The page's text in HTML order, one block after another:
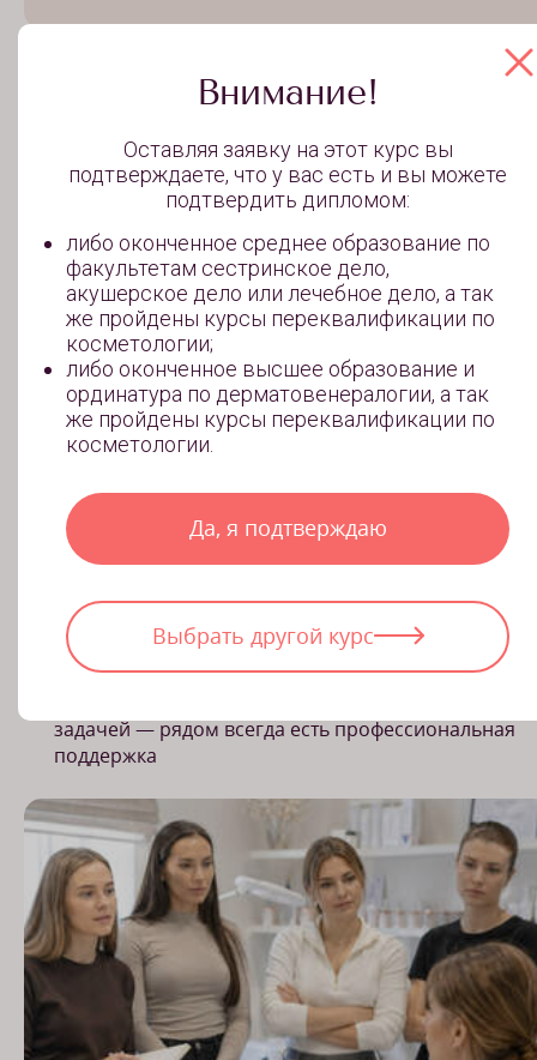
Осознанный переход к
практике
Вы уже понимаете логику действий и
последовательность этапов, поэтому практика
становится продолжением теории, а не
стрессом
Поддержка наставника на
каждом этапе
Наставник находится рядом во время практики:
корректирует движения, подсказывает технику,
помогает довести действия до уверенности и
задачей — рядом всегда есть профессиональная
поддержка
Внимание!
Оставляя заявку на этот курс вы
подтверждаете, что у вас есть и вы можете
подтвердить дипломом:
либо оконченное среднее образование по
факультетам сестринское дело,
акушерское дело или лечебное дело, а так
же пройдены курсы переквалификации по
косметологии;
либо оконченное высшее образование и
ординатура по дерматовенералогии, а так
же пройдены курсы переквалификации по
косметологии.
Да, я подтверждаю
Выбрать другой курс